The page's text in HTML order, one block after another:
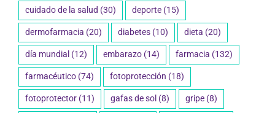
cuidado de la salud (30) deporte (15)
dermofarmacia (20) diabetes (10) dieta (20)
día mundial (12) embarazo (14) farmacia (132)
farmacéutico (74) fotoprotección (18)
fotoprotector (11) gafas de sol (8) gripe (8)